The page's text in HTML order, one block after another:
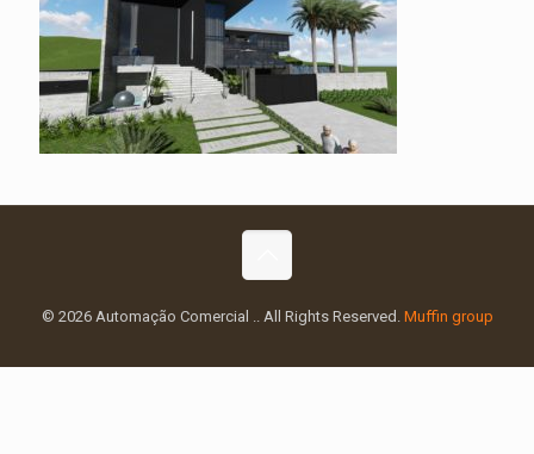
© 2026 Automação Comercial .. All Rights Reserved. Muffin group